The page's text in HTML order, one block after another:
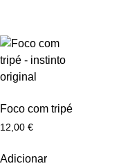
Foco com tripé
12,00 €
Adicionar